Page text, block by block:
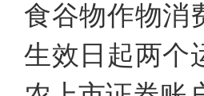
食谷物作物消
生效日起两个